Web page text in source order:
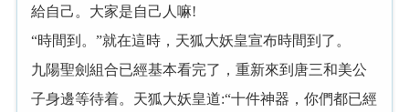
給自己。大家是自己人嘛!
“時間到。”就在這時，天狐大妖皇宣布時間到了。
九陽聖劍組合已經基本看完了，重新來到唐三和美公
子身邊等待着。天狐大妖皇道:“十件神器，你們都已經